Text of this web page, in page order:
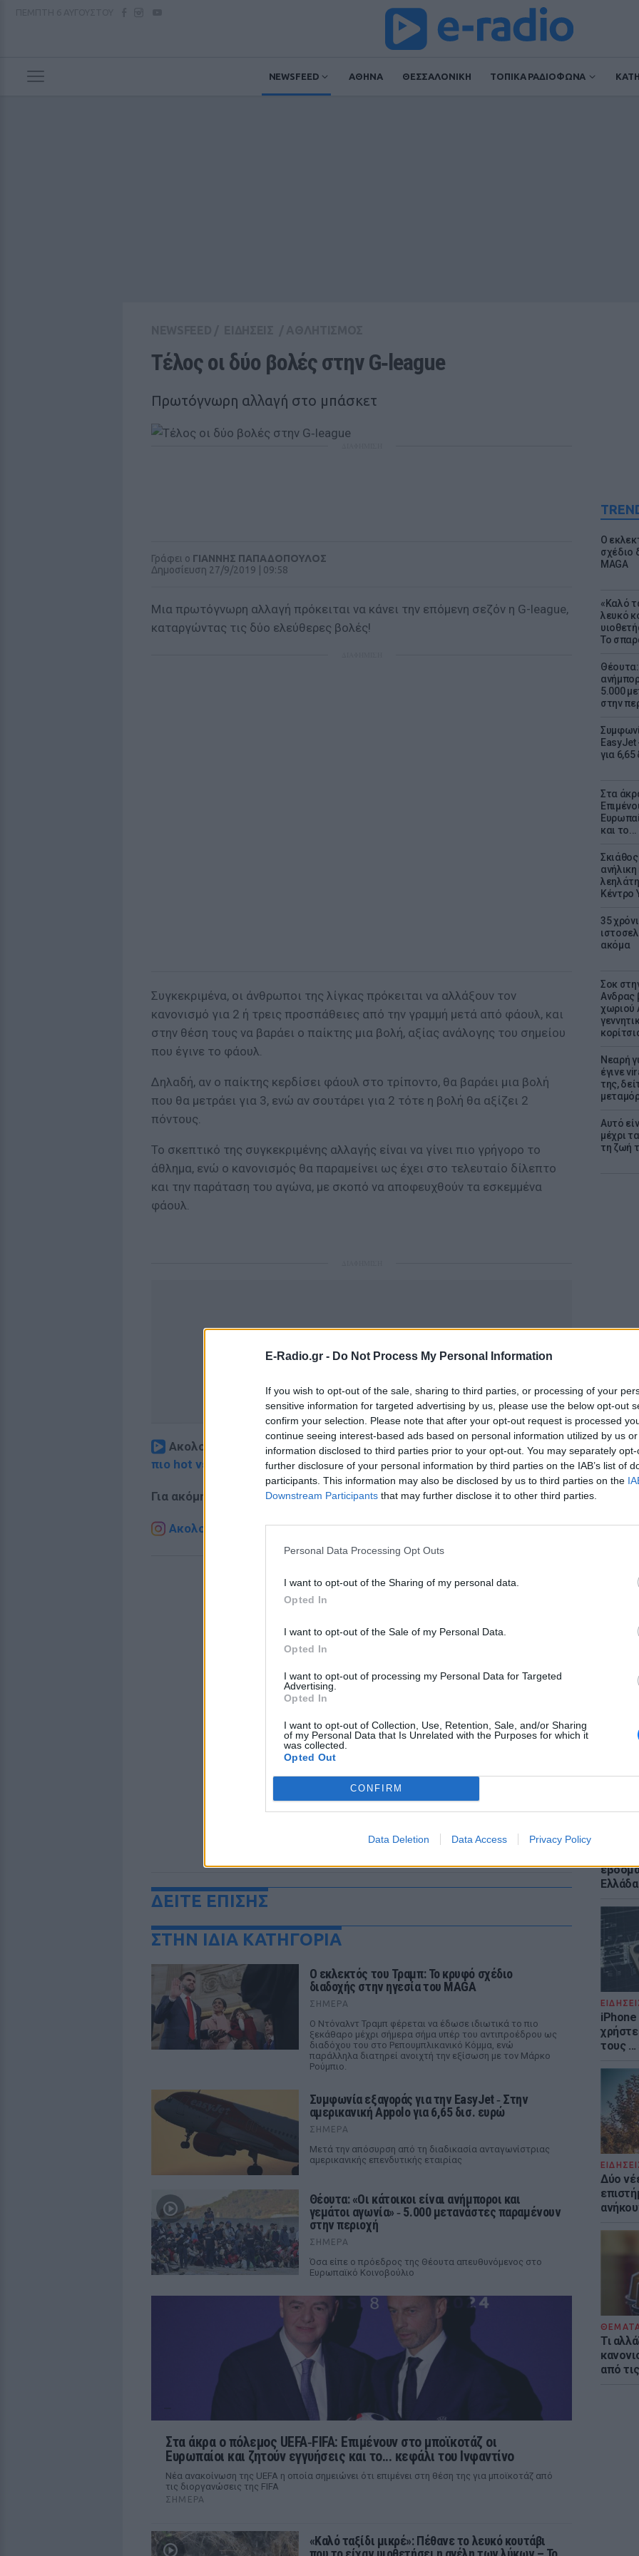
E-Radio.gr - Do Not Process My Personal Information
If you wish to opt-out of the sale, sharing to third parties, or processing of your
sensitive information for targeted advertising by us, please use the below opt-out
confirm your selection. Please note that after your opt-out request is processed
continue seeing interest-based ads based on personal information utilized by us
information disclosed to third parties prior to your opt-out. You may separately
further disclosure of your personal information by third parties on the IAB’s list of
participants. This information may also be disclosed by us to third parties on the
Downstream Participants that may further disclose it to other third parties.
Personal Data Processing Opt Outs
I want to opt-out of the Sharing of my personal data.
Opted In
I want to opt-out of the Sale of my Personal Data.
Opted In
I want to opt-out of processing my Personal Data for Targeted
Advertising.
Opted In
I want to opt-out of Collection, Use, Retention, Sale, and/or Sharing
of my Personal Data that Is Unrelated with the Purposes for which it
was collected.
Opted Out
CONFIRM
Data Deletion Data Access Privacy Policy
NEWSFEED ΑΘΗΝΑ ΘΕΣΣΑΛΟΝΙΚΗ ΤΟΠΙΚΑ ΡΑΔΙΟΦΩΝΑ
Ο
σχέδιο
MAGA
«Καλό
λευκό
Το
Θέουτα:
5.000
στην
EasyJet
για
Στα
και
Κέντρο
35
ακόμα
Σοκ
Ανδρας
χωριού
Νεαρή
έγινε
της,
Αυτό
μέχρι
τη ζωή
Ποια
400
και
Ελλάδα
iPhone
τους ...
Δύο
Τι
από
Τέλος οι δύο βολές στην G‑league
Πρωτόγνωρη αλλαγή στο μπάσκετ
Γράφει ο ΓΙΑΝΝΗΣ ΠΑΠΑΔΟΠΟΥΛΟΣ
Δημοσίευση 27/9/2019 | 09:58
Μια πρωτόγνωρη αλλαγή πρόκειται να κάνει την επόμενη σεζόν η G-league,
καταργώντας τις δύο ελεύθερες βολές!
Συγκεκριμένα, οι άνθρωποι της λίγκας πρόκειται να αλλάξουν τον
κανονισμό για 2 ή τρεις προσπάθειες από την γραμμή μετά από φάουλ, και
στην θέση τους να βαράει ο παίκτης μια βολή, αξίας ανάλογης του σημείου
που έγινε το φάουλ.
Δηλαδή, αν ο παίκτης κερδίσει φάουλ στο τρίποντο, θα βαράει μια βολή
που θα μετράει για 3, ενώ αν σουτάρει για 2 τότε η βολή θα αξίζει 2
πόντους.
Το σκεπτικό της συγκεκριμένης αλλαγής είναι να γίνει πιο γρήγορο το
άθλημα, ενώ ο κανονισμός θα παραμείνει ως έχει στο τελευταίο δίλεπτο
και την παράταση του αγώνα, με σκοπό να αποφευχθούν τα εσκεμμένα
φάουλ.
Ακολουθήστε το E-Radio.gr στοGoogle News και μάθετε πρώτοι τα
πιο hot νέα
Για ακόμη περισσότερανέα, μπείτε στηνροή ειδήσεωντου E-Daily.gr
Ακολουθήστε το E-Radio.gr και στο Instagram
ΔΙΑΦΗΜΙΣΗ
ΔΕΙΤΕ ΕΠΙΣΗΣ
ΣΤΗΝ ΙΔΙΑ ΚΑΤΗΓΟΡΙΑ
Ο εκλεκτός του Τραμπ: Το κρυφό σχέδιο
διαδοχής στην ηγεσία του MAGA
ΣΉΜΕΡΑ
Ο Ντόναλντ Τραμπ φέρεται να έδωσε ιδιωτικά το πιο
ξεκάθαρο μέχρι σήμερα σήμα υπέρ του αντιπροέδρου ως
διαδόχου του στο Ρεπουμπλικανικό Κόμμα, ενώ
παράλληλα διατηρεί ανοιχτή την εξίσωση με τον Μάρκο
Ρούμπιο.
Συμφωνία εξαγοράς για την EasyJet ‑ Στην
αμερικανική Appolo για 6,65 δισ. ευρώ
ΣΉΜΕΡΑ
Μετά την απόσυρση από τη διαδικασία ανταγωνίστριας
αμερικανικής επενδυτικής εταιρίας
Θέουτα: «Οι κάτοικοι είναι ανήμποροι και
γεμάτοι αγωνία» ‑ 5.000 μετανάστες παραμένουν
στην περιοχή
ΣΉΜΕΡΑ
Όσα είπε ο πρόεδρος της Θέουτα απευθυνόμενος στο
Ευρωπαϊκό Κοινοβούλιο
Στα άκρα ο πόλεμος UEFA‑FIFA: Επιμένουν στο μποϊκοτάζ οι
Ευρωπαίοι και ζητούν εγγυήσεις και το... κεφάλι του Ινφαντίνο
Νέα ανακοίνωση της UEFA η οποία σημειώνει ότι επιμένει στη θέση της για μποϊκοτάζ από
τις διοργανώσεις της FIFA
ΣΉΜΕΡΑ
«Καλό ταξίδι μικρέ»: Πέθανε το λευκό κουτάβι